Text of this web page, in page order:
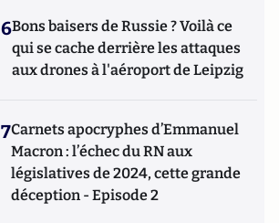
6Bons baisers de Russie ? Voilà ce
qui se cache derrière les attaques
aux drones à l'aéroport de Leipzig
7Carnets apocryphes d’Emmanuel
Macron : l’échec du RN aux
législatives de 2024, cette grande
déception - Episode 2